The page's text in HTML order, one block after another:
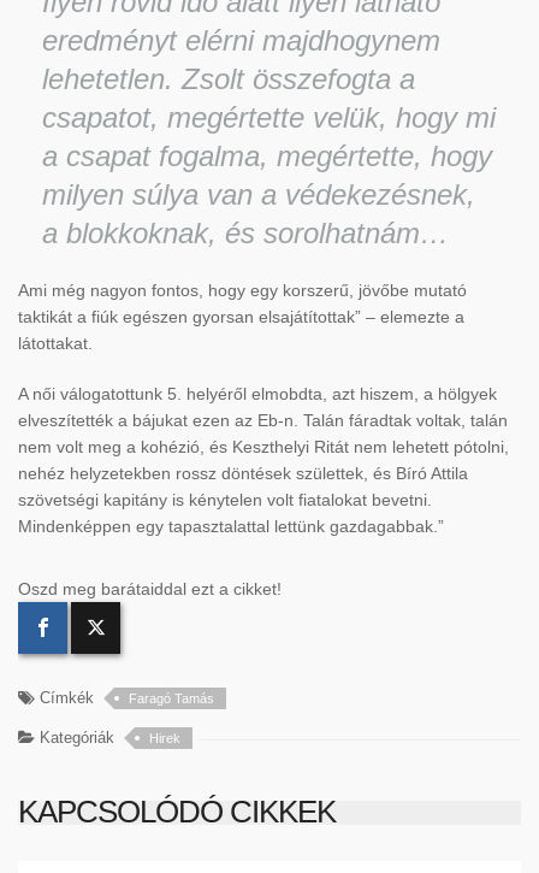
eredményt elérni majdhogynem
lehetetlen. Zsolt összefogta a
csapatot, megértette velük, hogy mi
a csapat fogalma, megértette, hogy
milyen súlya van a védekezésnek,
a blokkoknak, és sorolhatnám…
Ami még nagyon fontos, hogy egy korszerű, jövőbe mutató
taktikát a fiúk egészen gyorsan elsajátítottak” – elemezte a
látottakat.
A női válogatottunk 5. helyéről elmobdta, azt hiszem, a hölgyek
elveszítették a bájukat ezen az Eb-n. Talán fáradtak voltak, talán
nem volt meg a kohézió, és Keszthelyi Ritát nem lehetett pótolni,
nehéz helyzetekben rossz döntések születtek, és Bíró Attila
szövetségi kapitány is kénytelen volt fiatalokat bevetni.
Mindenképpen egy tapasztalattal lettünk gazdagabbak.”
Oszd meg barátaiddal ezt a cikket!
Címkék Faragó Tamás
Kategóriák Hirek
KAPCSOLÓDÓ CIKKEK